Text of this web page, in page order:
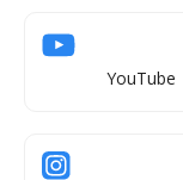
YouTube